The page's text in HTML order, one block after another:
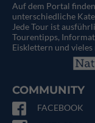
Auf dem Portal
unterschiedliche
Jede Tour ist
Tourentipps,
Eisklettern und vieles
COMMUNITY
FACEBOOK